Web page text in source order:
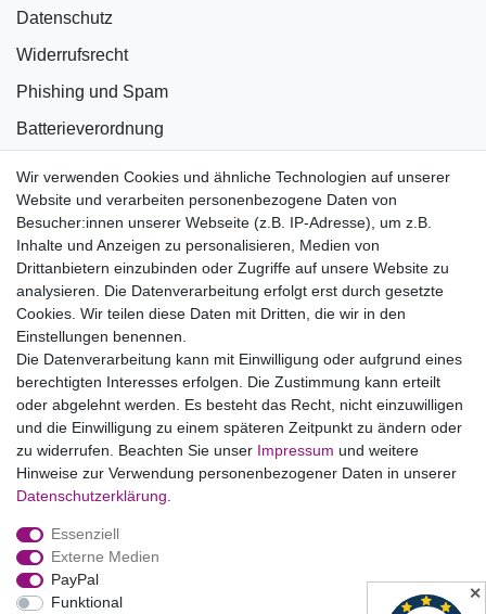
Wir verwenden Cookies und ähnliche Technologien auf unserer
Website und verarbeiten personenbezogene Daten von
Besucher:innen unserer Webseite (z.B. IP-Adresse), um z.B.
Inhalte und Anzeigen zu personalisieren, Medien von
Drittanbietern einzubinden oder Zugriffe auf unsere Website zu
analysieren. Die Datenverarbeitung erfolgt erst durch gesetzte
Cookies. Wir teilen diese Daten mit Dritten, die wir in den
Einstellungen benennen.
Die Datenverarbeitung kann mit Einwilligung oder aufgrund eines
berechtigten Interesses erfolgen. Die Zustimmung kann erteilt
oder abgelehnt werden. Es besteht das Recht, nicht einzuwilligen
und die Einwilligung zu einem späteren Zeitpunkt zu ändern oder
zu widerrufen. Beachten Sie unser Impressum und weitere
Hinweise zur Verwendung personenbezogener Daten in unserer
Daten­schutz­erklärung
Essenziell
Externe Medien
PayPal
Funktional
Datenschutz
Widerrufsrecht
Phishing und Spam
Batterieverordnung
Bildnachweise
AGB
Vertrag widerrufen
B2BKunden
Zum Händlerbereich
PrivatKunden
Neukundenanmeldung
Mein Konto
Zahlung & Versand ✕